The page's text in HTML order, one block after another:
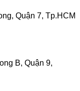
Quận 7, Tp.HCM
B, Quận 9,